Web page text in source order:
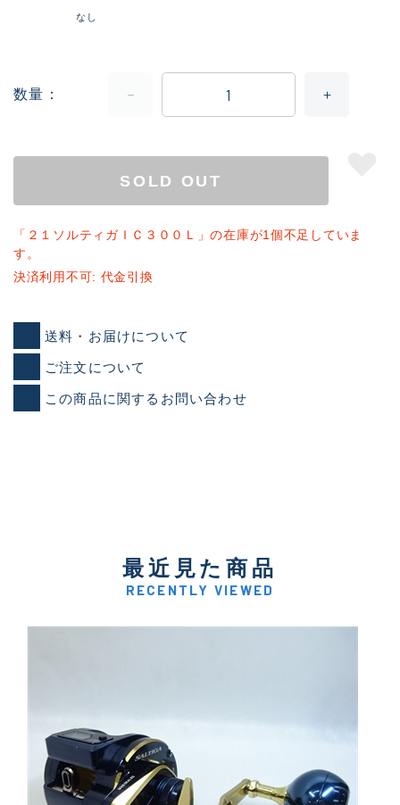
なし
数量
SOLD OUT
「２１ソルティガＩＣ３００Ｌ」の在庫が1個不足していま
す。
決済利用不可: 代金引換
送料・お届けについて
ご注文について
この商品に関するお問い合わせ
最近見た商品
RECENTLY VIEWED